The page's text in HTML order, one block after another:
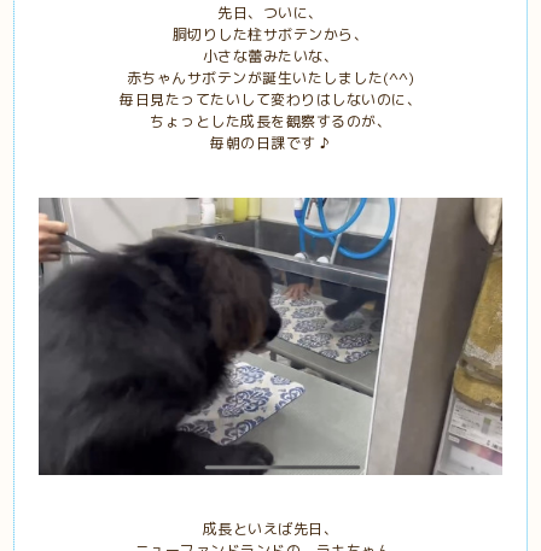
先日、ついに、
胴切りした柱サボテンから、
小さな蕾みたいな、
赤ちゃんサボテンが誕生いたしました(^^)
毎日見たってたいして変わりはしないのに、
ちょっとした成長を観察するのが、
毎朝の日課です ♪
成長といえば先日、